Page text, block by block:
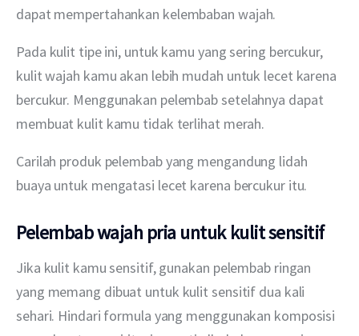
dapat mempertahankan kelembaban wajah.
Pada kulit tipe ini, untuk kamu yang sering bercukur,
kulit wajah kamu akan lebih mudah untuk lecet karena
bercukur. Menggunakan pelembab setelahnya dapat
membuat kulit kamu tidak terlihat merah.
Carilah produk pelembab yang mengandung lidah
buaya untuk mengatasi lecet karena bercukur itu.
Pelembab wajah pria untuk kulit sensitif
Jika kulit kamu sensitif, gunakan pelembab ringan
yang memang dibuat untuk kulit sensitif dua kali
sehari. Hindari formula yang menggunakan komposisi